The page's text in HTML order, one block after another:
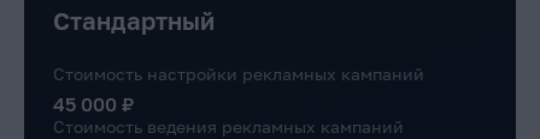
Стандартный
Стоимость настройки рекламных кампаний
45 000 ₽
Стоимость ведения рекламных кампаний